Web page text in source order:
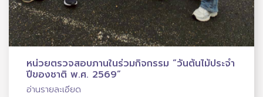
หน่วยตรวจสอบภานในร่วมกิจกรรม “วันต้นไม้ประจำ
ปีของชาติ พ.ศ. 2569”
อ่านรายละเอียด